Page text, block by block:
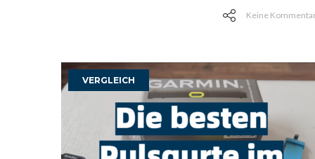
Keine
VERGLEICH